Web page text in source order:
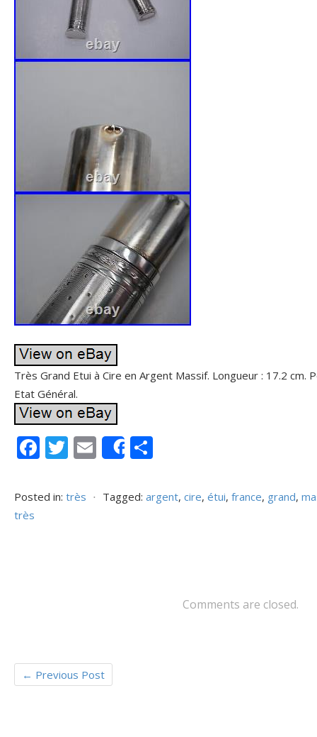
Très Grand Etui à Cire en Argent Massif. Longueur : 17.2 cm.
Etat Général.
F
e
T
itt
E
ai
Share
ta
Posted in: très ⋅ Tagged: argent, cire, étui, france, grand,
très
Comments are closed.
← Previous Post